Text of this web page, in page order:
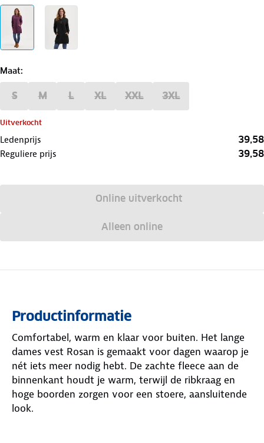
Maat:
S M L XL XXL 3XL
Uitverkocht
Ledenprijs 39,58
Reguliere prijs 39,58
Online uitverkocht
Alleen online
Productinformatie
Comfortabel, warm en klaar voor buiten. Het lange
dames vest Rosan is gemaakt voor dagen waarop je
nét iets meer nodig hebt. De zachte fleece aan de
binnenkant houdt je warm, terwijl de ribkraag en
hoge boorden zorgen voor een stoere, aansluitende
look.